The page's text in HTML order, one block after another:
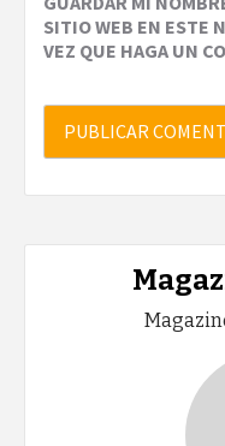
SITIO WEB EN ESTE
VEZ QUE HAGA UN